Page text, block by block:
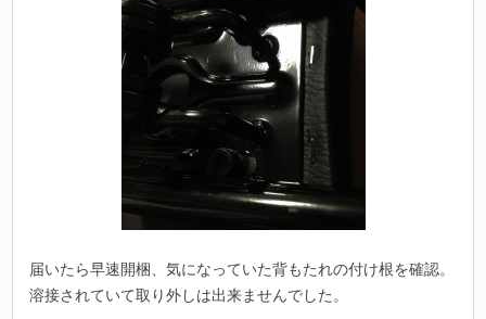
届いたら早速開梱、気になっていた背もたれの付け根を確認。
溶接されていて取り外しは出来ませんでした。